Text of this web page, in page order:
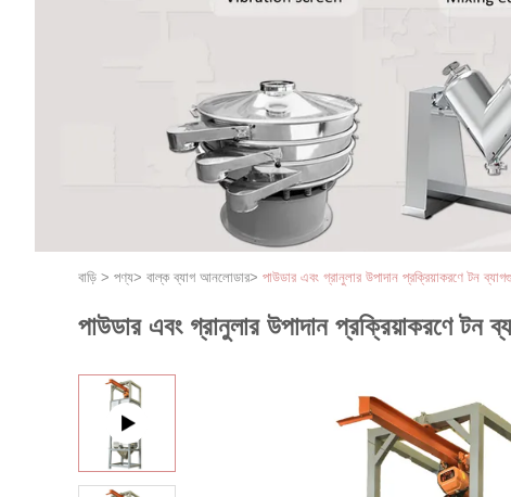
বাড়ি > পণ্য> বাল্ক ব্যাগ আনলোডার> পাউডার এবং গ্রানুলার উপাদান প্রক্রিয়াকরণে টন
পাউডার এবং গ্রানুলার উপাদান প্রক্রিয়াকরণে